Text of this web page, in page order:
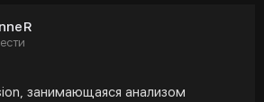
занимающаяся анализом